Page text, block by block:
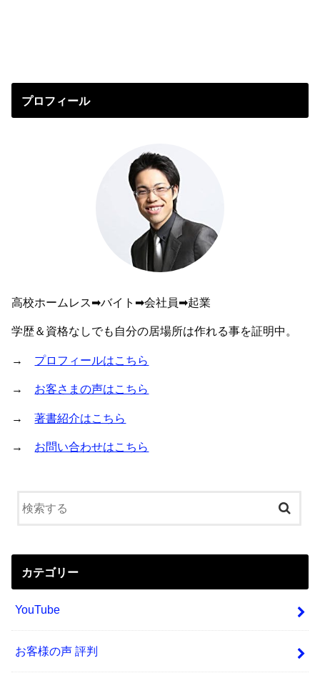
プロフィール
高校ホームレス➡︎バイト➡︎会社員➡︎起業
学歴＆資格なしでも自分の居場所は作れる事を証明中。
→ プロフィールはこちら
→ お客さまの声はこちら
→著書紹介はこちら
→ お問い合わせはこちら
カテゴリー
YouTube
お客様の声 評判